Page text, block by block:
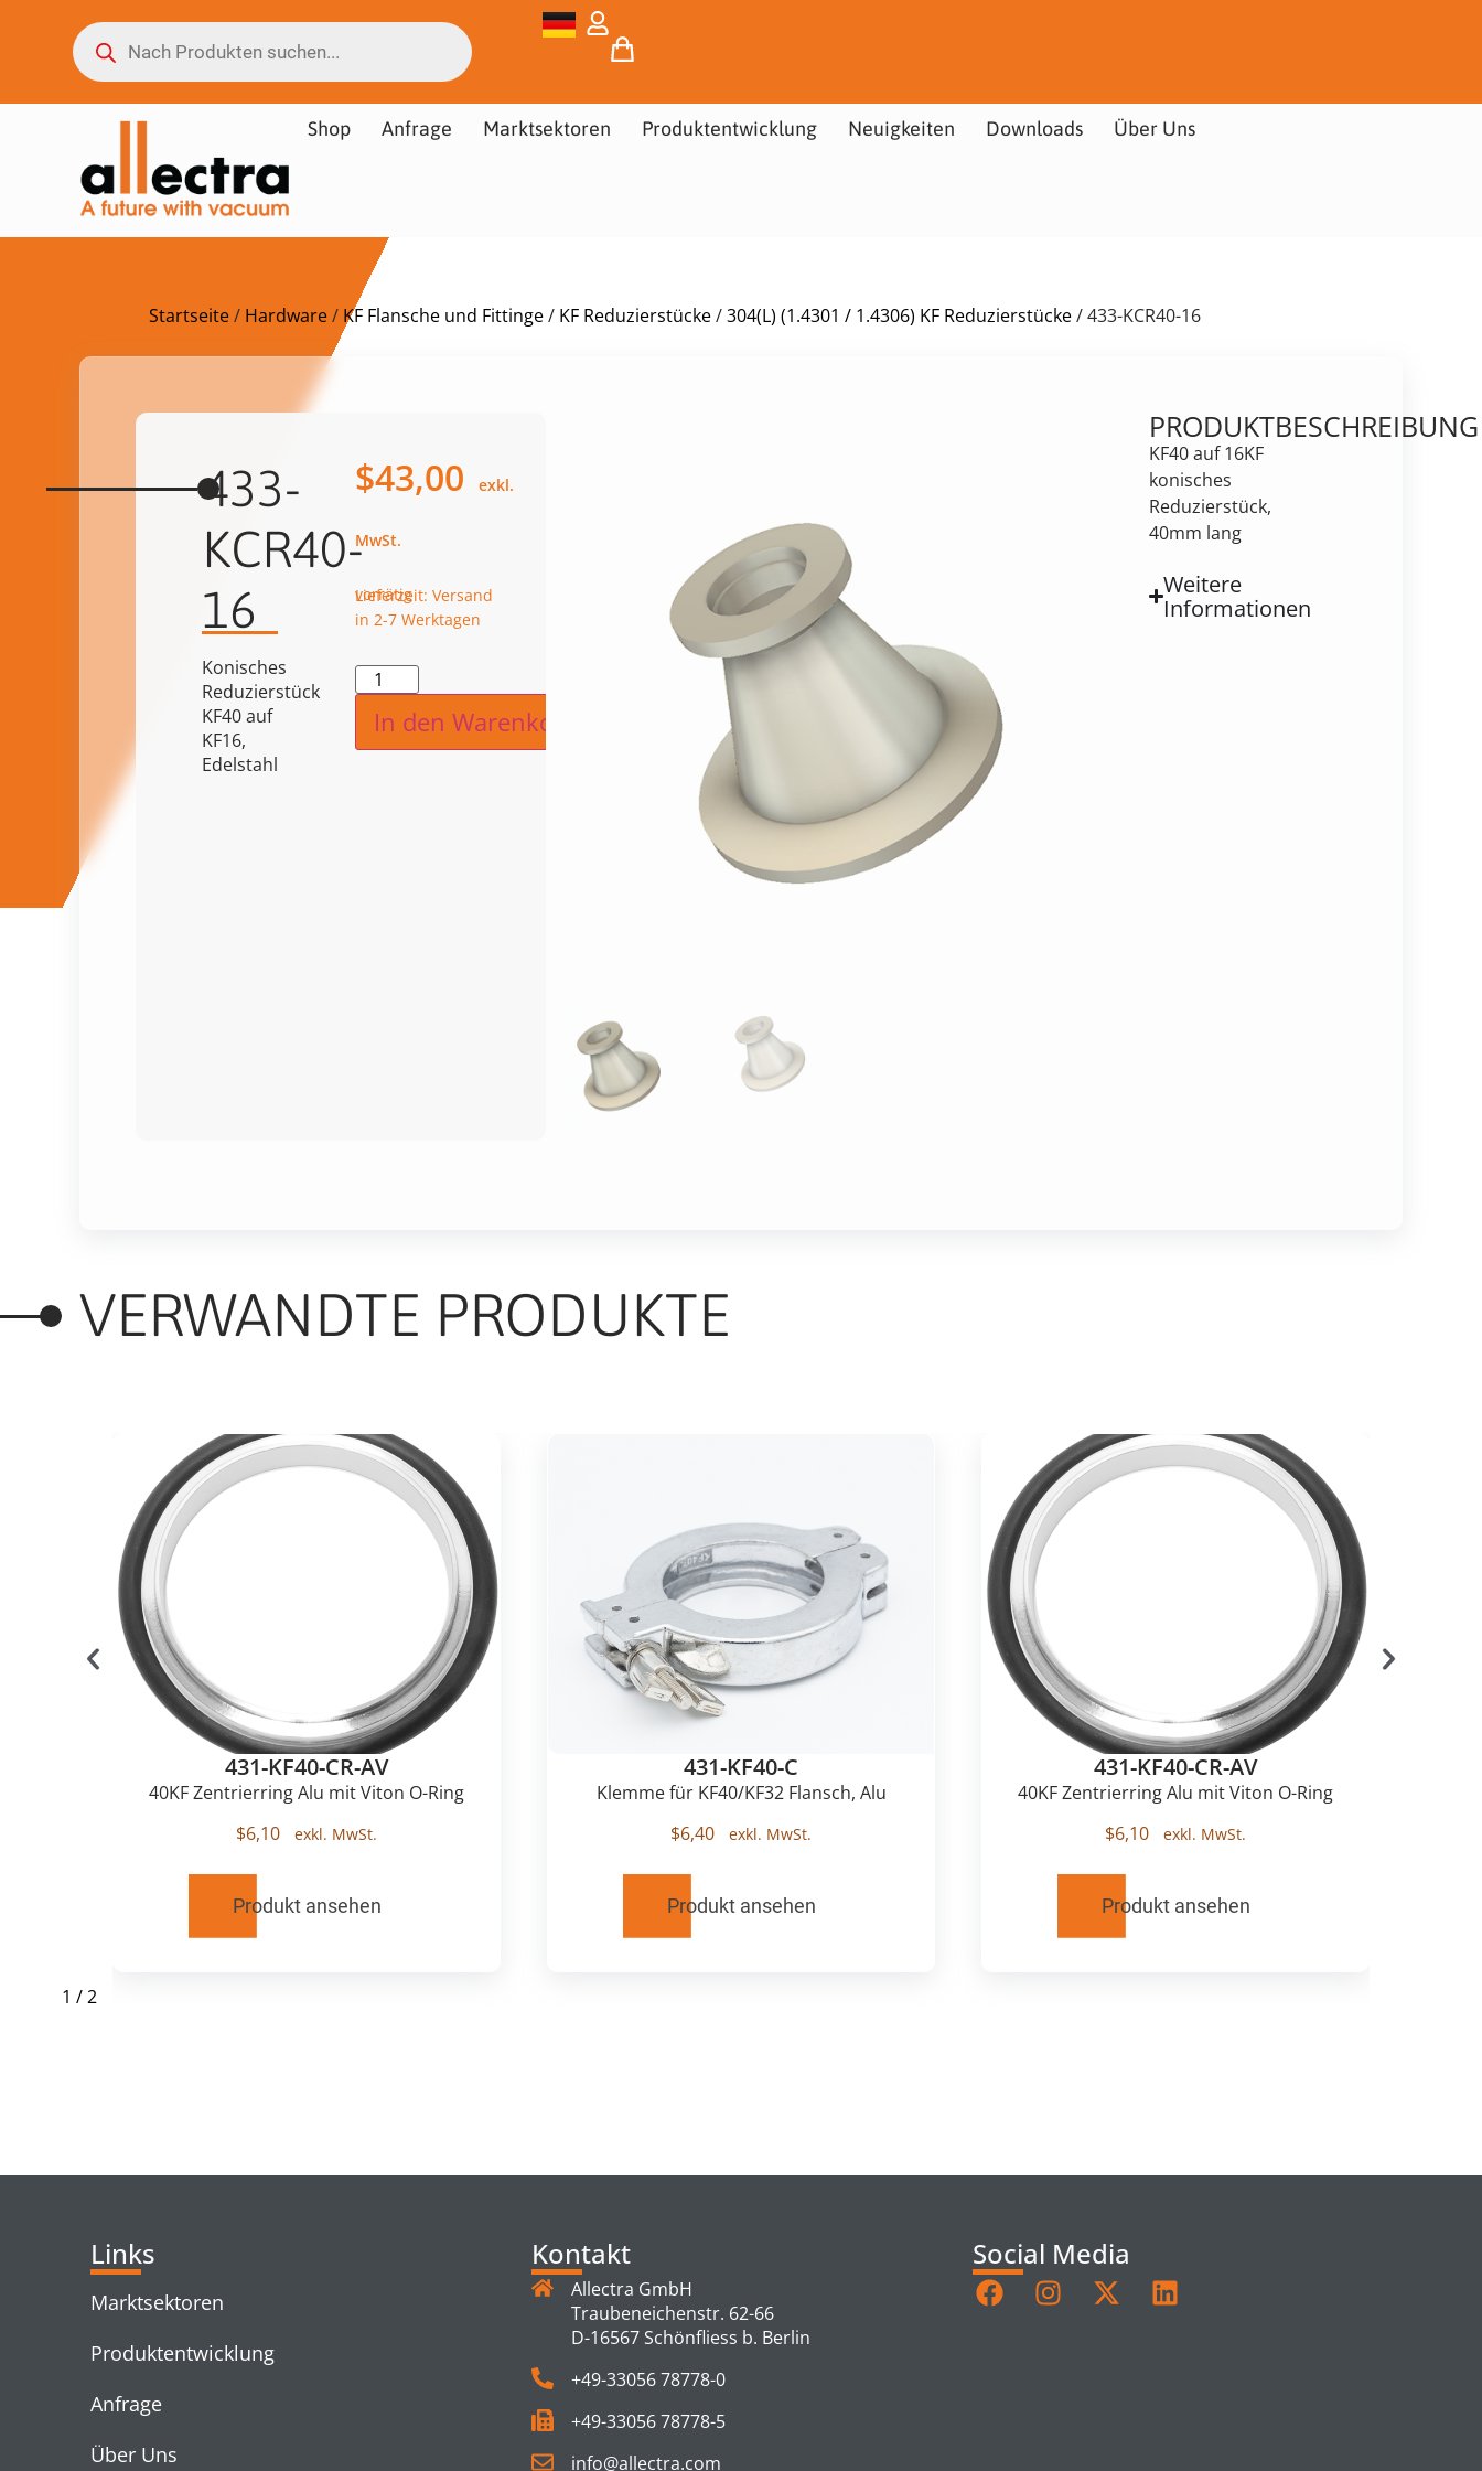
Shop Anfrage Marktsektoren Produktentwicklung Neuigkeiten Downloads Über Uns
Startseite/ Hardware/ KF Flansche und Fittinge/ KF Reduzierstücke/304(L) (1.4301 / 1.4306) KF Reduzierstücke/ 433-KCR40-16
433-
KCR40-
16
Konisches
Reduzierstück
KF40 auf
KF16,
Edelstahl
$43,00
vorrätig
Lieferzeit: Versand
in 2-7 Werktagen
In den Warenkorb
PRODUKTBESCHREIBUNG
KF40 auf 16KF
konisches
Reduzierstück,
40mm lang
Weitere
Informationen
VERWANDTE PRODUKTE
431-KF40-CR-AV
40KF Zentrierring Alu mit Viton O-Ring
$6,10
Produkt ansehen
431-KF40-C
Klemme für KF40/KF32 Flansch, Alu
$6,40
Produkt ansehen
431-KF40-CR-AV
40KF Zentrierring Alu mit Viton O-Ring
$6,10
Produkt ansehen
1 /2
Links
Marktsektoren
Produktentwicklung
Anfrage
Über Uns
Kontakt
Allectra GmbH
Traubeneichenstr. 62-66
D-16567 Schönfliess b. Berlin
+49-33056 78778-0
+49-33056 78778-5
info@allectra.com
Social Media